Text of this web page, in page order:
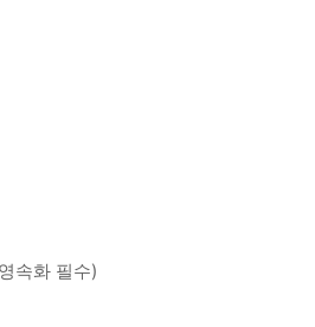
화 필수)